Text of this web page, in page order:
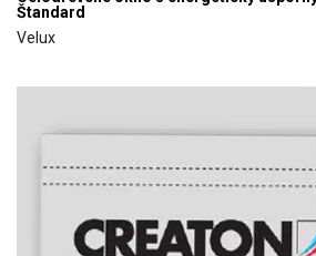
Štandard
Velux